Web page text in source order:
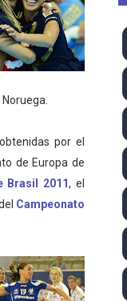
en SummerSlam
Aldridge y Sina
y Gran
invencibles, ya
TNA
con 4 oros y 4
individual en
de la AUSL
por el
de Europa de
Brasil 2011, el
Campeonato